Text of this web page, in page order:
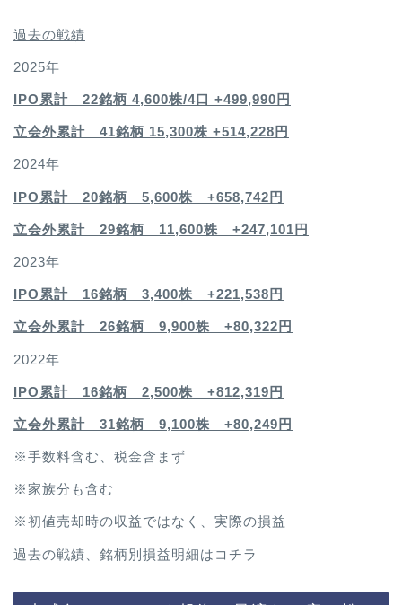
過去の戦績
2025年
IPO累計 22銘柄 4,600株/4口 +499,990円
立会外累計 41銘柄 15,300株 +514,228円
2024年
IPO累計 20銘柄 5,600株 +658,742円
立会外累計 29銘柄 11,600株 +247,101円
2023年
IPO累計 16銘柄 3,400株 +221,538円
立会外累計 26銘柄 9,900株 +80,322円
2022年
IPO累計 16銘柄 2,500株 +812,319円
立会外累計 31銘柄 9,100株 +80,249円
※手数料含む、税金含まず
※家族分も含む
※初値売却時の収益ではなく、実際の損益
過去の戦績、銘柄別損益明細は コチラ